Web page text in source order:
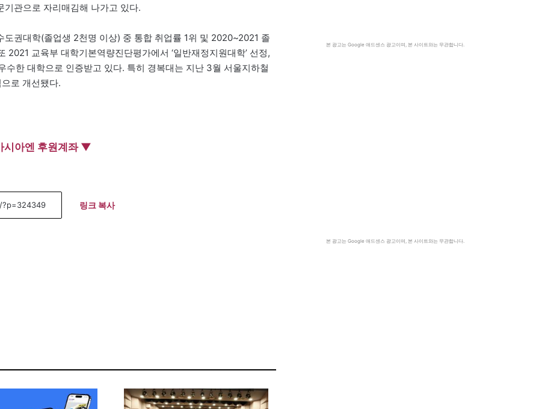
관으로 자리매김해 나가고 있다.
권대학(졸업생 2천명 이상) 중 통합 취업률 1위 및 2020~2021 졸
교육부 대학기본역량진단평가에서 ‘일반재정지원대학’ 선정,
한 대학으로 인증받고 있다. 특히 경복대는 지난 3월 서울지하철
로 개선됐다.
아엔 후원계좌 ▼
링크 복사
본 광고는 Google 애드센스 광고이며, 본 사이트와는 무관합니다.
본 광고는 Google 애드센스 광고이며, 본 사이트와는 무관합니다.